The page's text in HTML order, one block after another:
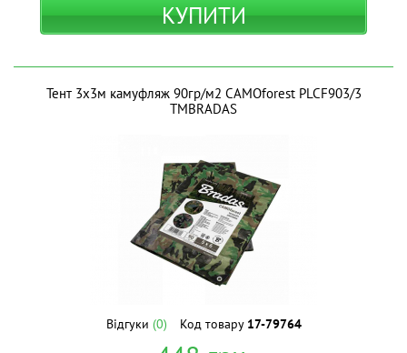
КУПИТИ
Тент 3х3м камуфляж 90гр/м2 CAMOforest PLCF903/3
ТМBRADAS
Відгуки (0) Код товару 17-79764